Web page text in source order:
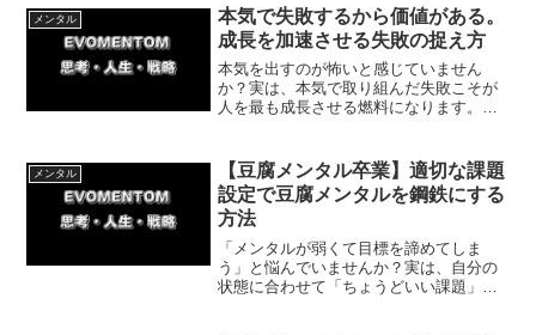
る強い心を育む方法を解説します。一歩
踏み出してみましょう。
メンタル
本気で失敗するから価値がある。
成長を加速させる失敗の捉え方
本気を出すのが怖いと感じていません
か？実は、本気で取り組んだ失敗こそが
人を最も成長させる燃料になります。今
ます。
メンタル
【豆腐メンタル卒業】適切な課題
設定で豆腐メンタルを鋼鉄にする
方法
「メンタルが弱くて目標を諦めてしま
う」と悩んでいませんか？実は、自分の
状態に合わせて「ちょうどいい課題」を